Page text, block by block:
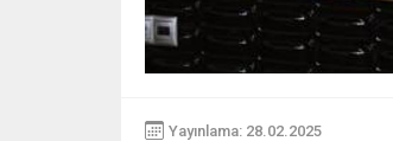
Yayınlama: 28.02.2025